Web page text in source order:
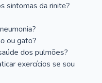
sintomas da rinite?
ou gato?
dos pulmões?
exercícios se sou